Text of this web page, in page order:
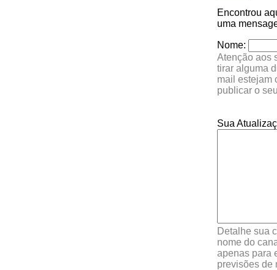
Encontrou
uma
Nome:
Atenção aos
tirar alguma
mail estejam
publicar o
Sua
Detalhe sua
nome do
apenas para
previsões de